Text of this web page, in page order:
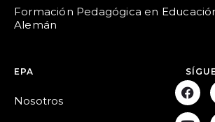
Formación Pedagógica en
Alemán
EPA
Nosotros